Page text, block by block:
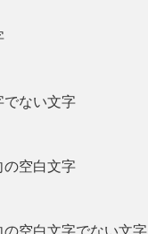
でない文字
の空白文字